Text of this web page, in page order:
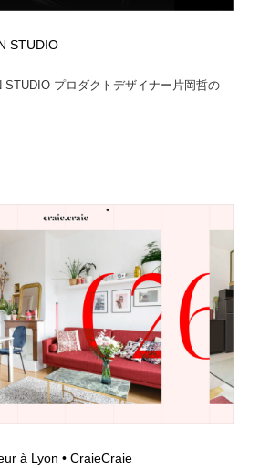
STUDIO
STUDIO プロダクトデザイナー片岡哲の
à Lyon • CraieCraie